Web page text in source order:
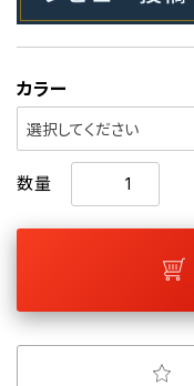
カラー
選択してください
数量